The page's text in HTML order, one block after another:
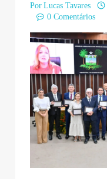
Por Lucas Tavares
0 Comentários